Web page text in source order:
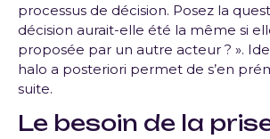
processus de décision. Posez la
décision aurait-elle été la même si
proposée par un autre acteur ? ».
halo a posteriori permet de s’en
suite.
Le besoin de la